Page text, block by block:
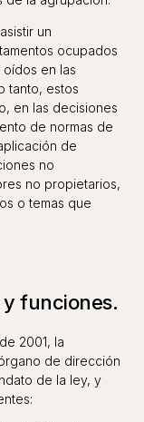
un
ocupados
en las
tanto, estos
en las decisiones
de normas de
de
no
no propietarios,
o temas que
y funciones.
2001, la
de dirección
de la ley, y